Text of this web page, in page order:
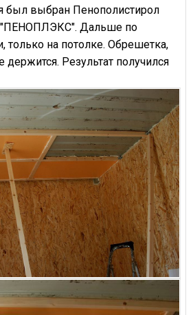
был выбран Пенополистирол
"ПЕНОПЛЭКС". Дальше по
только на потолке. Обрешетка,
держится. Результат получился